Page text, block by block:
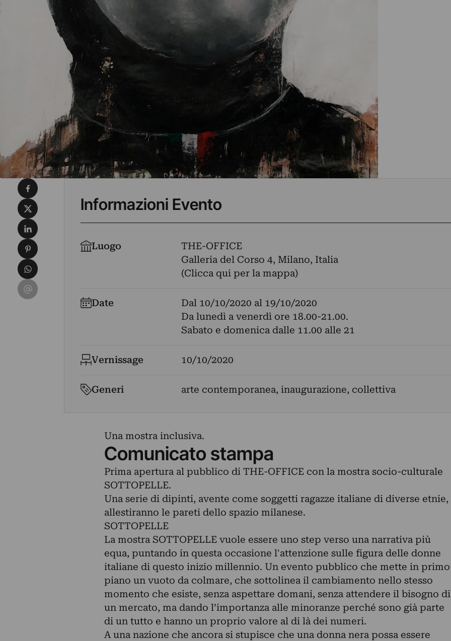
Informazioni Evento
Luogo
THE-OFFICE
Galleria del Corso 4, Milano, Italia
(Clicca qui per la mappa)
Date Dal 10/10/2020 al 19/10/2020
Da lunedì a venerdì ore 18.00-21.00.
Sabato e domenica dalle 11.00 alle 21
Vernissage 10/10/2020
Generi arte contemporanea, inaugurazione, collettiva
Una mostra inclusiva.
Comunicato stampa
Prima apertura al pubblico di THE-OFFICE con la mostra socio-culturale
SOTTOPELLE.
Una serie di dipinti, avente come soggetti ragazze italiane di diverse etnie,
allestiranno le pareti dello spazio milanese.
SOTTOPELLE
La mostra SOTTOPELLE vuole essere uno step verso una narrativa più
equa, puntando in questa occasione l'attenzione sulle figura delle donne
italiane di questo inizio millennio. Un evento pubblico che mette in primo
piano un vuoto da colmare, che sottolinea il cambiamento nello stesso
momento che esiste, senza aspettare domani, senza attendere il bisogno di
un mercato, ma dando l’importanza alle minoranze perché sono già parte
di un tutto e hanno un proprio valore al di là dei numeri.
A una nazione che ancora si stupisce che una donna nera possa essere
Condividi su Facebook
Condividi su X
Condividi su LinkedIn
Condividi su Pinterest
Condividi su WhatsApp
Condividi su Email